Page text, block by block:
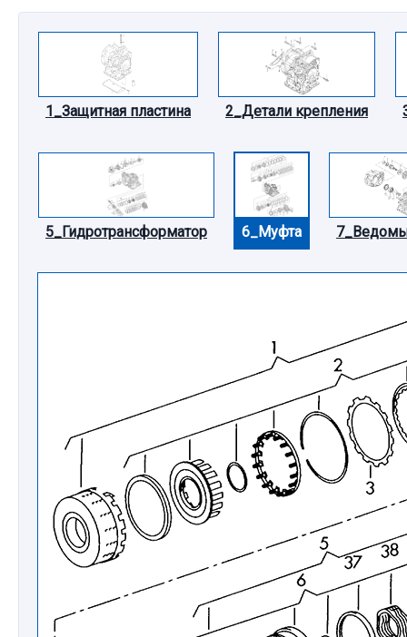
1_Защитная пластина 2_Детали крепления
5_Гидротрансформатор 6_Муфта